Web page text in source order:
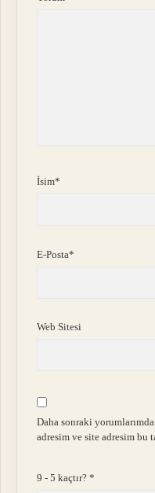
İsim*
E-Posta*
Web Sitesi
Daha sonraki
adresim ve site adresim bu
9 - 5 kaçtır?*